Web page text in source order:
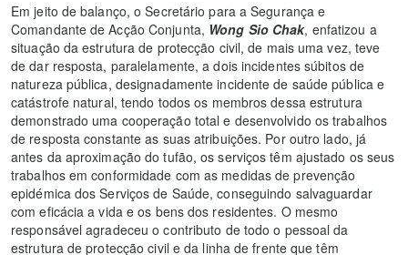
Em jeito de balanço, o Secretário para a Segurança e
Comandante de Acção Conjunta, Wong Sio Chak, enfatizou a
situação da estrutura de protecção civil, de mais uma vez, teve
de dar resposta, paralelamente, a dois incidentes súbitos de
natureza pública, designadamente incidente de saúde pública e
catástrofe natural, tendo todos os membros dessa estrutura
demonstrado uma cooperação total e desenvolvido os trabalhos
de resposta constante as suas atribuições. Por outro lado, já
antes da aproximação do tufão, os serviços têm ajustado os seus
trabalhos em conformidade com as medidas de prevenção
epidémica dos Serviços de Saúde, conseguindo salvaguardar
com eficácia a vida e os bens dos residentes. O mesmo
responsável agradeceu o contributo de todo o pessoal da
estrutura de protecção civil e da linha de frente que têm